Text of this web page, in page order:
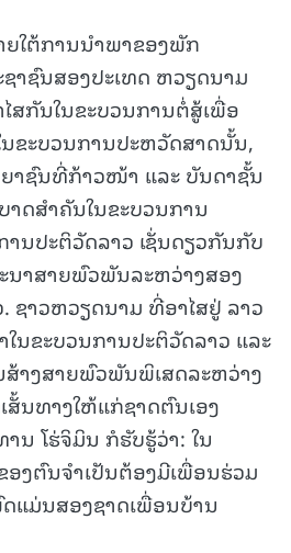
ຍໃຕ້ການນໍາພາຂອງພັກ
າຊົນສອງປະເທດ ຫວຽດນາມ
ສກັນໃນຂະບວນການຕໍ່ສູ້ເພື່ອ
ນຂະບວນການປະຫວັດສາດນັ້ນ,
າຊົນທີ່ກ້າວໜ້າ ແລະ ບັນດາຊັ້ນ
ດສໍາຄັນໃນຂະບວນການ
ນປະຕິວັດລາວ ເຊັ່ນດຽວກັນກັບ
ນາສາຍພົວພັນລະຫວ່າງສອງ
ຊາວຫວຽດນາມ ທີ່ອາໄສຢູ່ ລາວ
ນຂະບວນການປະຕິວັດລາວ ແລະ
ສ້າງສາຍພົວພັນພິເສດລະຫວ່າງ
ສັ້ນທາງໃຫ້ແກ່ຊາດຕົນເອງ
ນ ໂຮ່ຈິມິນ ກໍຮັບຮູ້ວ່າ: ໃນ
ງຕົນຈໍາເປັນຕ້ອງມີເພື່ອນຮ່ວມ
ມ່ນສອງຊາດເພື່ອນບ້ານ